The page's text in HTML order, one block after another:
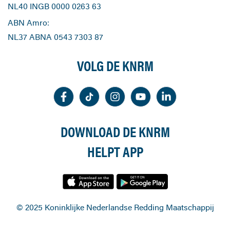
NL40 INGB 0000 0263 63
ABN Amro:
NL37 ABNA 0543 7303 87
VOLG DE KNRM
DOWNLOAD DE KNRM
HELPT APP
© 2025 Koninklijke Nederlandse Redding Maatschappij